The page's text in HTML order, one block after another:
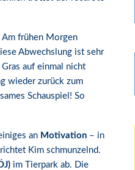
Am frühen Morgen
Abwechslung ist sehr
auf einmal nicht
wieder zurück zum
Schauspiel! So
an Motivation – in
Kim schmunzelnd.
im Tierpark ab. Die